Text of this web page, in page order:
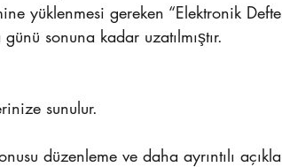
yüklenmesi gereken “Elektronik
sonuna kadar uzatılmıştır.
sunulur.
düzenleme ve daha ayrıntılı